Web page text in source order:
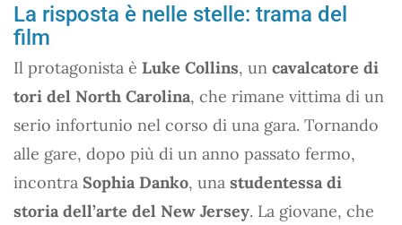
La risposta è nelle stelle: trama del
film
Il protagonista è Luke Collins, un cavalcatore di
tori del North Carolina, che rimane vittima di un
serio infortunio nel corso di una gara. Tornando
alle gare, dopo più di un anno passato fermo,
incontra Sophia Danko, una studentessa di
storia dell’arte del New Jersey. La giovane, che